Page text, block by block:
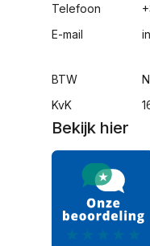
Telefoon
E-mail
BTW
KvK
Bekijk hier